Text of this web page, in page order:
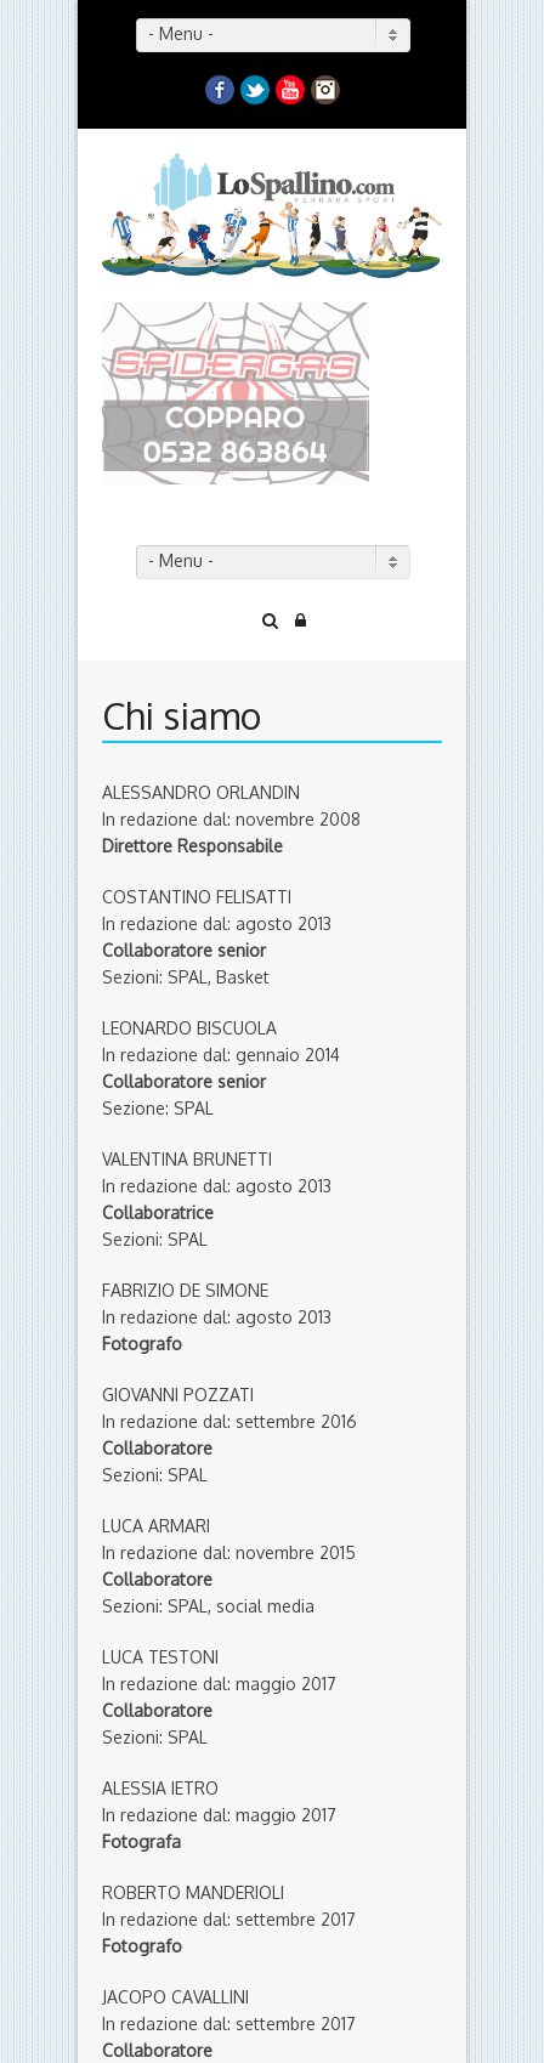
- Menu -
Facebook
TwitterYouTubeInstagram
- Menu -
Chi siamo
ALESSANDRO ORLANDIN
In redazione dal: novembre 2008
Direttore Responsabile
COSTANTINO FELISATTI
In redazione dal: agosto 2013
Collaboratore senior
Sezioni: SPAL, Basket
LEONARDO BISCUOLA
In redazione dal: gennaio 2014
Collaboratore senior
Sezione: SPAL
VALENTINA BRUNETTI
In redazione dal: agosto 2013
Collaboratrice
Sezioni: SPAL
FABRIZIO DE SIMONE
In redazione dal: agosto 2013
Fotografo
GIOVANNI POZZATI
In redazione dal: settembre 2016
Collaboratore
Sezioni: SPAL
LUCA ARMARI
In redazione dal: novembre 2015
Collaboratore
Sezioni: SPAL, social media
LUCA TESTONI
In redazione dal: maggio 2017
Collaboratore
Sezioni: SPAL
ALESSIA IETRO
In redazione dal: maggio 2017
Fotografa
ROBERTO MANDERIOLI
In redazione dal: settembre 2017
Fotografo
JACOPO CAVALLINI
In redazione dal: settembre 2017
Collaboratore